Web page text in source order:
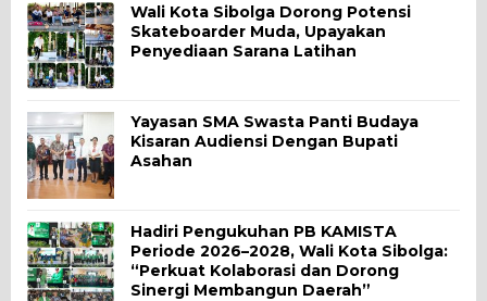
Wali Kota Sibolga Dorong Potensi
Skateboarder Muda, Upayakan
Penyediaan Sarana Latihan
Yayasan SMA Swasta Panti Budaya
Kisaran Audiensi Dengan Bupati
Asahan
Hadiri Pengukuhan PB KAMISTA
Periode 2026–2028, Wali Kota Sibolga:
“Perkuat Kolaborasi dan Dorong
Sinergi Membangun Daerah”